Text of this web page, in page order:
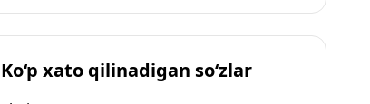
Ko‘p xato qilinadigan so‘zlar